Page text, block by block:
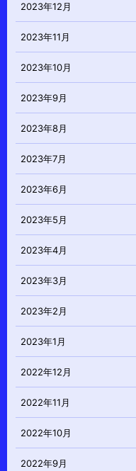
2023年12月
2023年11月
2023年10月
2023年9月
2023年8月
2023年7月
2023年6月
2023年5月
2023年4月
2023年3月
2023年2月
2023年1月
2022年12月
2022年11月
2022年10月
2022年9月